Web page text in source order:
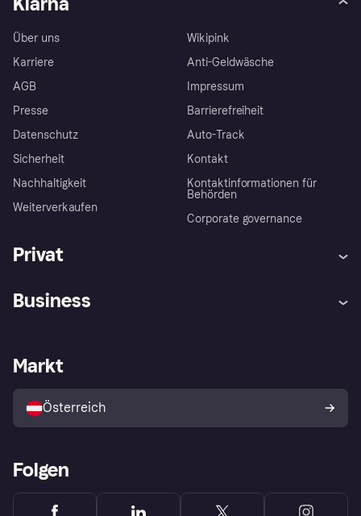
Über uns
Karriere
AGB
Presse
Datenschutz
Sicherheit
Nachhaltigkeit
Weiterverkaufen
Wikipink
Anti-Geldwäsche
Impressum
Barrierefreiheit
Auto-Track
Kontakt
Kontaktinformationen für
Behörden
Corporate governance
Privat
Shops entdecken
Business
Händlerportal
Markt
Österreich
Folgen